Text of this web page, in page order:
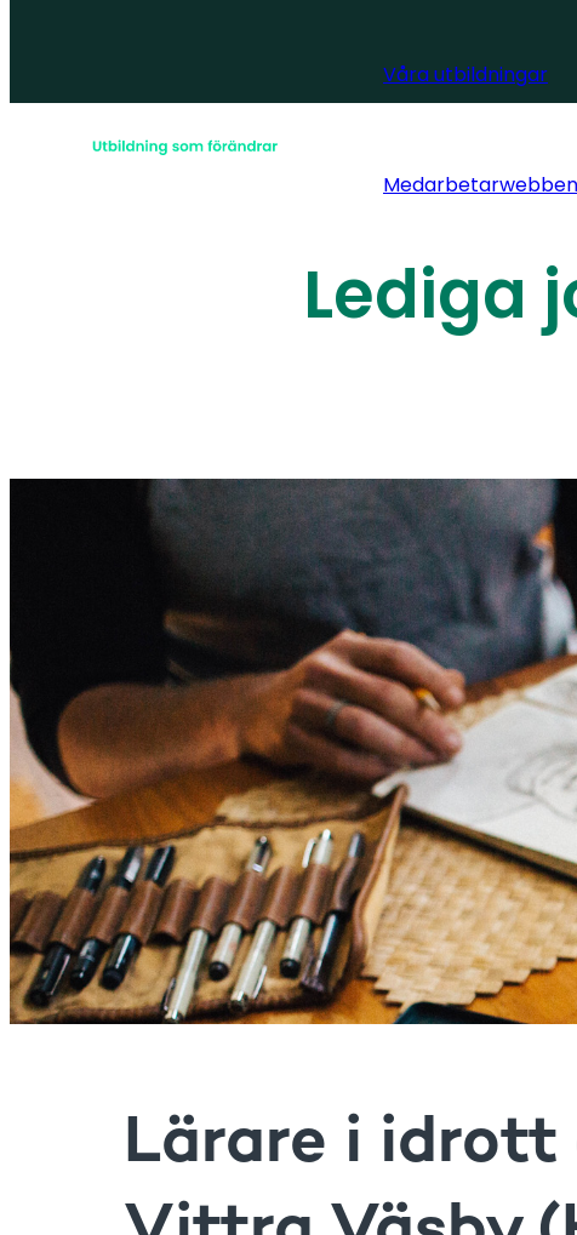
Våra utbildningar
Medarbetarwebben
Lediga